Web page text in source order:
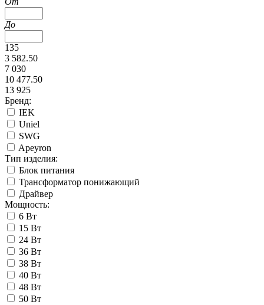
До
135
3 582.50
7 030
10 477.50
13 925
Бренд:
IEK
Uniel
SWG
Apeyron
Тип изделия:
Блок питания
Трансформатор понижающий
Драйвер
Мощность:
6 Вт
15 Вт
24 Вт
36 Вт
38 Вт
40 Вт
48 Вт
50 Вт